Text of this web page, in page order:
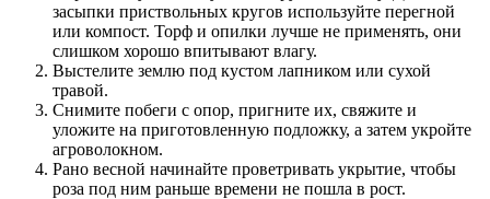
засыпки приствольных кругов используйте перегной
или компост. Торф и опилки лучше не применять, они
слишком хорошо впитывают влагу.
Выстелите землю под кустом лапником или сухой
травой.
Снимите побеги с опор, пригните их, свяжите и
уложите на приготовленную подложку, а затем укройте
агроволокном.
Рано весной начинайте проветривать укрытие, чтобы
роза под ним раньше времени не пошла в рост.